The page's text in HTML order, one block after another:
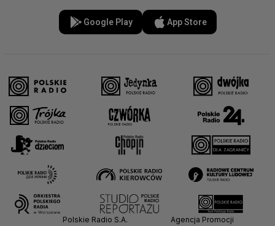
Google Play App Store
Polskie Radio S.A.
Agencja Promocji